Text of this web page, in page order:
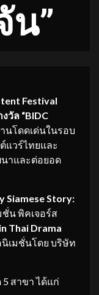
น”
Festival
วัล “BIDC
นโดดเด่นในรอบ
แวร์ไทยและ
าและต่อยอด
Siamese Story:
น พิคเจอร์ส
Thai Drama
เมชั่นโดย บริษัท
สาขา ได้แก่